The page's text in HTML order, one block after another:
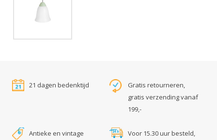
21 dagen bedenktijd
Gratis retourneren,
gratis verzending vanaf
199,-
Antieke en vintage
Voor 15.30 uur besteld,